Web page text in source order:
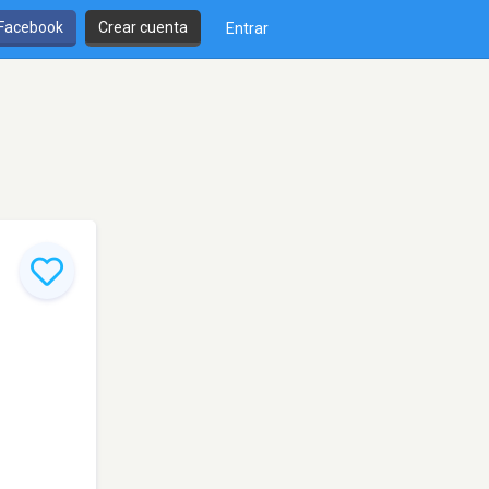
Crear cuenta Entrar